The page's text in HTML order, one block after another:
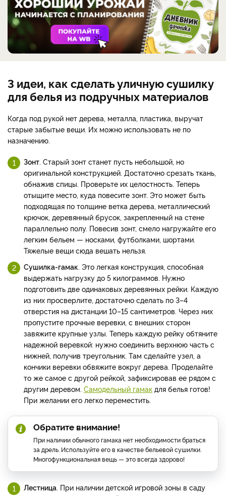
3 идеи, как сделать уличную сушилку
для белья из подручных материалов
Когда под рукой нет дерева, металла, пластика, выручат
старые забытые вещи. Их можно использовать не по
назначению.
Зонт . Старый зонт станет пусть небольшой, но
оригинальной конструкцией. Достаточно срезать ткань,
обнажив спицы. Проверьте их целостность. Теперь
отыщите место, куда повесите зонт. Это может быть
подходящая по толщине ветка дерева, металлический
крючок, деревянный брусок, закрепленный на стене
параллельно полу. Повесив зонт, смело нагружайте его
легким бельем — носками, футболками, шортами.
Тяжелые вещи сюда вешать нельзя.
Сушилка-гамак . Это легкая конструкция, способная
выдержать нагрузку до 5 килограммов. Нужно
подготовить две одинаковых деревянных рейки. Каждую
из них просверлите, достаточно сделать по 3–4
отверстия на дистанции 10–15 сантиметров. Через них
пропустите прочные веревки, с внешних сторон
завяжите крупные узлы. Теперь каждую рейку обтяните
надежной веревкой: нужно соединить верхнюю часть с
нижней, получив треугольник. Там сделайте узел, а
кончики веревки обвяжите вокруг дерева. Проделайте
то же самое с другой рейкой, зафиксировав ее рядом с
другим деревом. Самодельный гамак для белья готов!
При желании его легко переместить.
Обратите внимание!
При наличии обычного гамака нет необходимости браться
за дрель. Используйте его в качестве бельевой сушилки.
Многофункциональная вещь — это всегда здорово!
Лестница . При наличии детской игровой зоны в саду